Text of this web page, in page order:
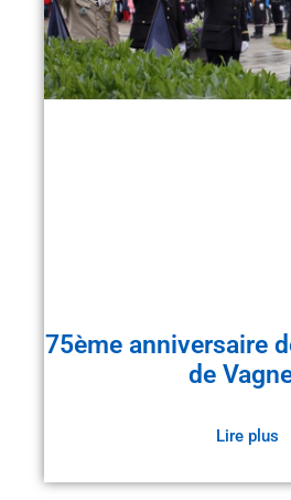
75ème anniversaire
de
Lire plus